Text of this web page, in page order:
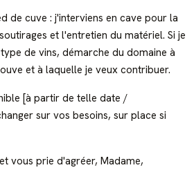
de cuve : j'interviens en cave pour la
et l'entretien du matériel. Si je
de vins, démarche du domaine à
et à laquelle je veux contribuer.
[à partir de telle date /
sur vos besoins, sur place si
vous prie d'agréer, Madame,